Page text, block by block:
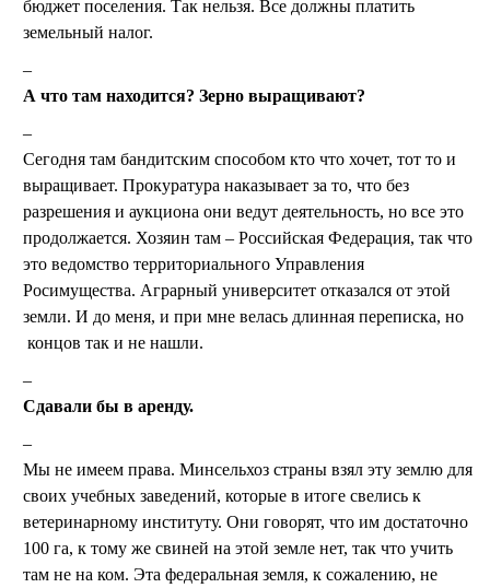
бюджет поселения. Так нельзя. Все должны платить
земельный налог.
А что там находится? Зерно выращивают?
Сегодня там бандитским способом кто что хочет, тот то и
выращивает. Прокуратура наказывает за то, что без
разрешения и аукциона они ведут деятельность, но все это
продолжается. Хозяин там – Российская Федерация, так что
это ведомство территориального Управления
Росимущества. Аграрный университет отказался от этой
земли. И до меня, и при мне велась длинная переписка, но
концов так и не нашли.
Сдавали бы в аренду.
Мы не имеем права. Минсельхоз страны взял эту землю для
своих учебных заведений, которые в итоге свелись к
ветеринарному институту. Они говорят, что им достаточно
100 га, к тому же свиней на этой земле нет, так что учить
там не на ком. Эта федеральная земля, к сожалению, не